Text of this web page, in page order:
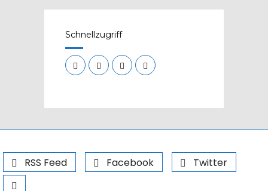
Schnellzugriff
RSS Feed Facebook Twitter